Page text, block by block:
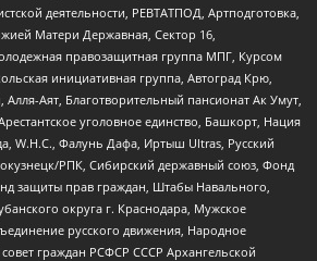
деятельности, РЕВТАТПОД, Артподготовка,
Матери Державная, Сектор 16,
правозащитная группа МПГ, Курсом
инициативная группа, Автоград Крю,
Аят, Благотворительный пансионат Ак Умут,
уголовное единство, Башкорт, Нация
W.H.С., Фалунь Дафа, Иртыш Ultras, Русский
РПК, Сибирский державный союз, Фонд
защиты прав граждан, Штабы Навального,
округа г. Краснодара, Мужское
русского движения, Народное
граждан РСФСР СССР Архангельской